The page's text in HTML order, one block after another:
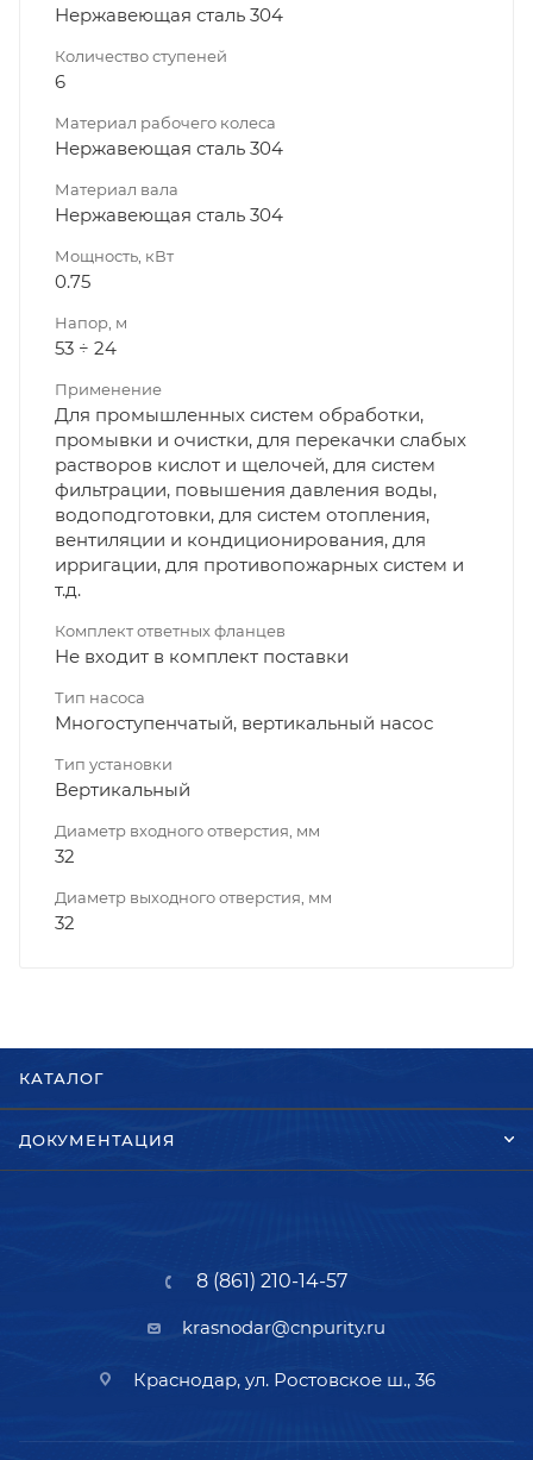
Нержавеющая сталь 304
Количество ступеней
6
Материал рабочего колеса
Нержавеющая сталь 304
Материал вала
Нержавеющая сталь 304
Мощность, кВт
0.75
Напор, м
53 ÷ 24
Применение
Для промышленных систем обработки,
промывки и очистки, для перекачки слабых
растворов кислот и щелочей, для систем
фильтрации, повышения давления воды,
водоподготовки, для систем отопления,
вентиляции и кондиционирования, для
ирригации, для противопожарных систем и
т.д.
Комплект ответных фланцев
Не входит в комплект поставки
Тип насоса
Многоступенчатый, вертикальный насос
Тип установки
Вертикальный
Диаметр входного отверстия, мм
32
Диаметр выходного отверстия, мм
32
КАТАЛОГ
ДОКУМЕНТАЦИЯ
8 (861) 210-14-57
krasnodar@cnpurity.ru
Краснодар, ул. Ростовское ш., 36